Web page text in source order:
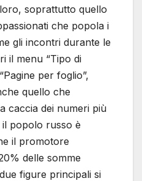
soprattutto quello
che popola i
gli incontri durante le
il menu “Tipo di
per foglio”,
quello che
caccia dei numeri più
popolo russo è
il promotore
delle somme
figure principali si